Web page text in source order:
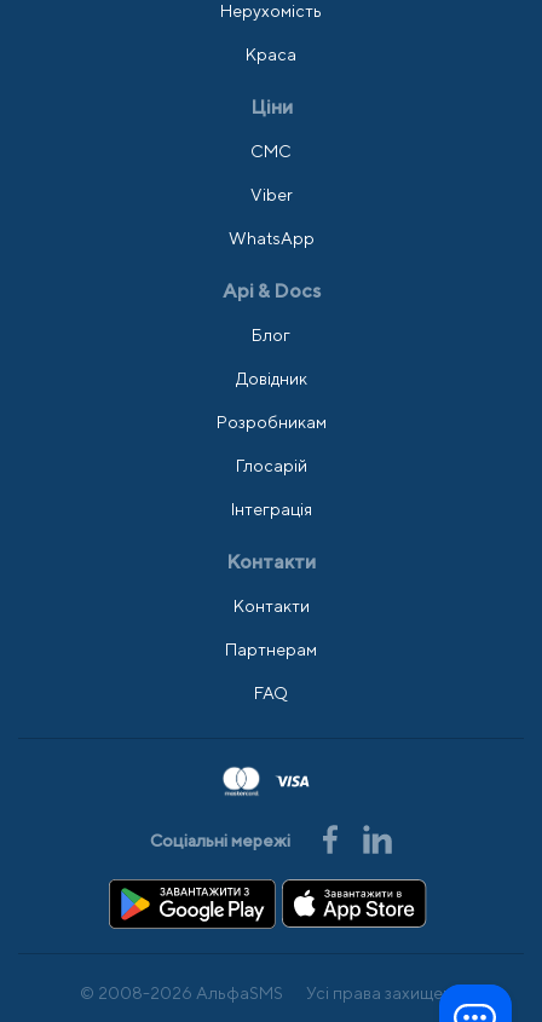
Нерухомість
Краса
Ціни
СМС
Viber
WhatsApp
Api & Docs
Блог
Довідник
Розробникам
Глосарій
Інтеграція
Контакти
Контакти
Партнерам
FAQ
Соціальні мережі
© 2008-2026 АльфаSMS Усі права захищено